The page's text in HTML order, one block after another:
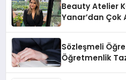
Beauty Atelier
Yanar’dan Çok
Sözleşmeli
Öğretmenlik